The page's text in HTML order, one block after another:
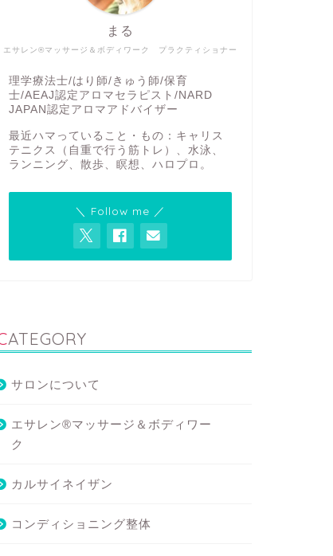
エサレン®マッサージ＆ボディワーク プラクティショナー
まる
理学療法士/はり師/きゅう師/保育
士/AEAJ認定アロマセラピスト/NARD
JAPAN認定アロマアドバイザー
最近ハマっていること・もの：キャリス
テニクス（自重で行う筋トレ）、水泳、
ランニング、散歩、瞑想、ハロプロ。
＼ Follow me ／
CATEGORY
サロンについて
エサレン®マッサージ＆ボディワー
ク
カルサイネイザン
コンディショニング整体